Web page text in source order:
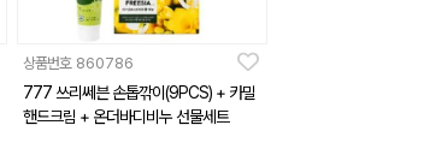
상품번호 860786
777 쓰리쎄븐 손톱깎이(9PCS) + 카밀
핸드크림 + 온더바디비누 선물세트